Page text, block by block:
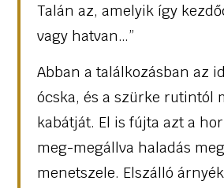
Talán az, amelyik így
vagy hatvan…”
Abban a találkozásban az
ócska, és a szürke rutintól
kabátját. El is fújta azt a
meg-megállva haladás
menetszele. Elszálló